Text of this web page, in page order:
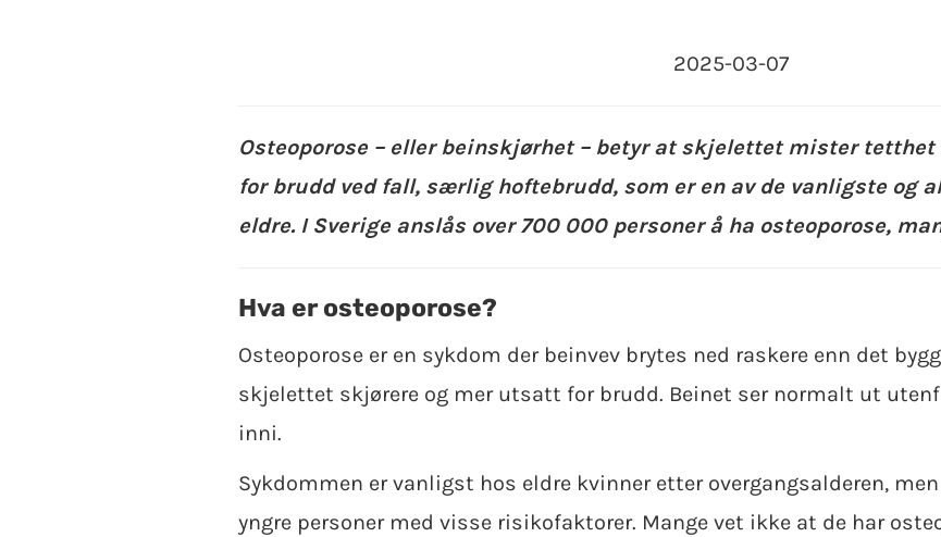
2025-03-07
Osteoporose – eller beinskjørhet – betyr at skjelettet mister
for brudd ved fall, særlig hoftebrudd, som er en av de vanligste og
eldre. I Sverige anslås over 700 000 personer å ha osteoporose,
Hva er osteoporose?
Osteoporose er en sykdom der beinvev brytes ned raskere enn det
skjelettet skjørere og mer utsatt for brudd. Beinet ser normalt ut
inni.
Sykdommen er vanligst hos eldre kvinner etter overgangsalderen,
yngre personer med visse risikofaktorer. Mange vet ikke at de har